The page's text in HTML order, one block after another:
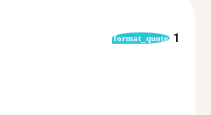
format_quote 1